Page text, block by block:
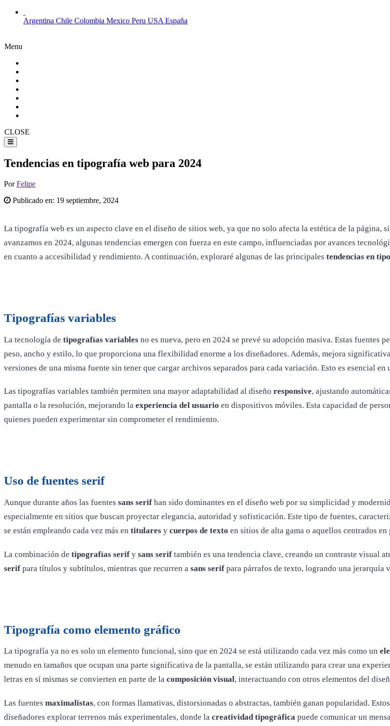
Argentina Chile Colombia Mexico Peru USA España
Menu
CLOSE
Tendencias en tipografía web para 2024
PorFelipe
Publicado en: 19 septiembre, 2024
La tipografía web es un aspecto clave en el diseño de sitios web, ya que no solo afecta la estética de la
avanzamos en 2024, algunas tendencias emergen con fuerza en este campo, influenciadas por avances
en cuanto a accesibilidad y rendimiento. A continuación, exploraré algunas de las principales tendencias en
Tipografías variables
La tecnología de tipografías variables no es nueva, pero en 2024 se prevé su adopción masiva. Estas
peso, ancho y estilo, lo que proporciona una flexibilidad enorme a los diseñadores. Además, mejora
versiones de una misma fuente sin tener que cargar archivos separados para cada variación. Esto es esencial
Las tipografías variables también permiten una mayor adaptabilidad al diseño responsive, ajustando
pantalla o la resolución, mejorando la experiencia del usuario en dispositivos móviles. Esta capacidad de
quienes pueden experimentar sin comprometer el rendimiento.
Uso de fuentes serif
Aunque durante años las fuentes sans serif han sido dominantes en el diseño web por su simplicidad y
especialmente en sitios que buscan proyectar elegancia, autoridad y sofisticación. Este tipo de fuentes,
se están empleando cada vez más en titulares y cuerpos de texto en sitios de alta gama o aquellos centrados
La combinación de tipografías serif y sans serif también es una tendencia clave, creando un contraste visual
serif para títulos y subtítulos, mientras que recurren a sans serif para párrafos de texto, logrando una jerarquía
Tipografía como elemento gráfico
La tipografía ya no es solo un elemento funcional, sino que en 2024 se está utilizando cada vez más como un
menudo en tamaños que ocupan una parte significativa de la pantalla, se están utilizando para crear una
letras en sí mismas se convierten en parte de la composición visual, interactuando con otros elementos del
Las fuentes maximalistas, con formas llamativas, distorsionadas o abstractas, también ganan popularidad.
diseñadores explorar terrenos más experimentales, donde la creatividad tipográfica puede comunicar un